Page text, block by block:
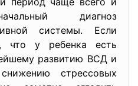
диагноз
системы. Если
что у ребенка есть
развитию ВСД и
стрессовых